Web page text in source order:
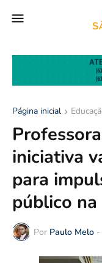
Página inicial
iniciativa
para
público
Por Paulo Melo -